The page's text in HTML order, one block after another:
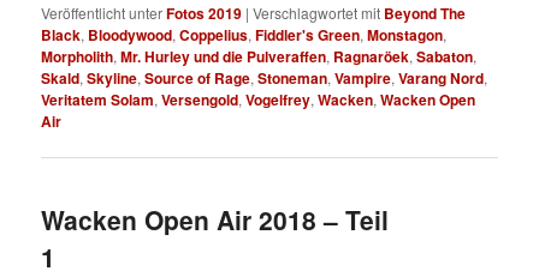
Veröffentlicht unterFotos 2019 |Verschlagwortet mit Beyond The
Black, Bloodywood,Coppelius,Fiddler's Green,Monstagon,
Morpholith,Mr. Hurley und die Pulveraffen, Ragnaröek,Sabaton,
Skald,Skyline,Source of Rage,Stoneman,Vampire,Varang Nord,
Veritatem Solam,Versengold,Vogelfrey,Wacken,Wacken Open
Air
Wacken Open Air 2018 – Teil
1